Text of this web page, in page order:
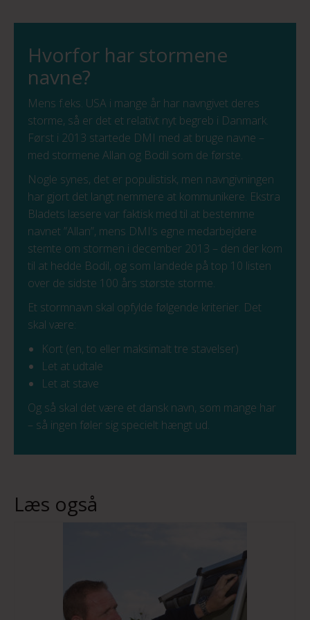
Hvorfor har stormene
navne?
Mens f.eks. USA i mange år har navngivet deres
storme, så er det et relativt nyt begreb i Danmark.
Først i 2013 startede DMI med at bruge navne –
med stormene Allan og Bodil som de første.
Nogle synes, det er populistisk, men navngivningen
har gjort det langt nemmere at kommunikere. Ekstra
Bladets læsere var faktisk med til at bestemme
navnet ”Allan”, mens DMI’s egne medarbejdere
stemte om stormen i december 2013 – den der kom
til at hedde Bodil, og som landede på top 10 listen
over de sidste 100 års største storme.
Et stormnavn skal opfylde følgende kriterier. Det
skal være:
Kort (en, to eller maksimalt tre stavelser)
Let at udtale
Let at stave
Og så skal det være et dansk navn, som mange har
– så ingen føler sig specielt hængt ud.
Læs også